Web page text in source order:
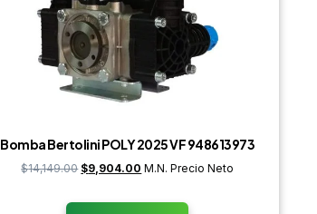
Bomba Bertolini POLY 2025 VF 948613973
$14,149.00 $9,904.00 M.N. Precio Neto